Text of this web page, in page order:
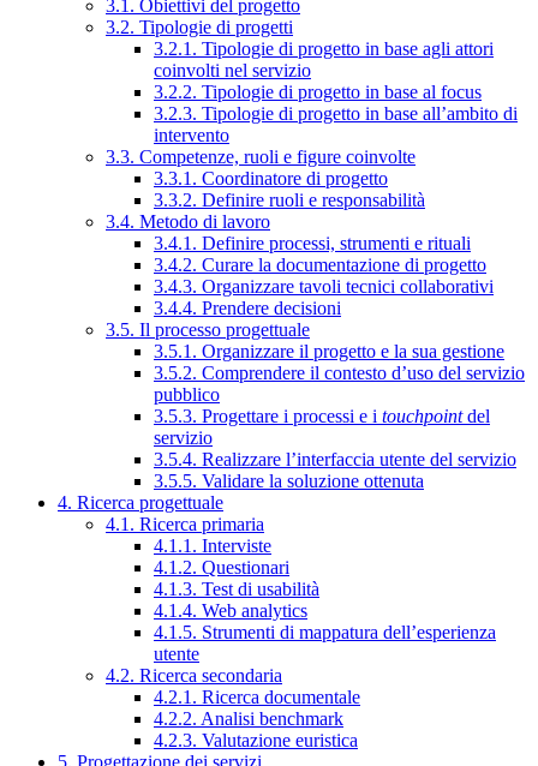
3.1. Obiettivi del progetto
3.2. Tipologie di progetti
3.2.1. Tipologie di progetto in base agli attori
coinvolti nel servizio
3.2.2. Tipologie di progetto in base al focus
3.2.3. Tipologie di progetto in base all’ambito di
intervento
3.3. Competenze, ruoli e figure coinvolte
3.3.1. Coordinatore di progetto
3.3.2. Definire ruoli e responsabilità
3.4. Metodo di lavoro
3.4.1. Definire processi, strumenti e rituali
3.4.2. Curare la documentazione di progetto
3.4.3. Organizzare tavoli tecnici collaborativi
3.4.4. Prendere decisioni
3.5. Il processo progettuale
3.5.1. Organizzare il progetto e la sua gestione
3.5.2. Comprendere il contesto d’uso del servizio
pubblico
3.5.3. Progettare i processi e i touchpointdel
servizio
3.5.4. Realizzare l’interfaccia utente del servizio
3.5.5. Validare la soluzione ottenuta
4. Ricerca progettuale
4.1. Ricerca primaria
4.1.1. Interviste
4.1.2. Questionari
4.1.3. Test di usabilità
4.1.4. Web analytics
4.1.5. Strumenti di mappatura dell’esperienza
utente
4.2. Ricerca secondaria
4.2.1. Ricerca documentale
4.2.2. Analisi benchmark
4.2.3. Valutazione euristica
5. Progettazione dei servizi